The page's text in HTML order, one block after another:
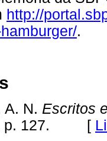
http://
.
A. N. Escritos
p. 127. [